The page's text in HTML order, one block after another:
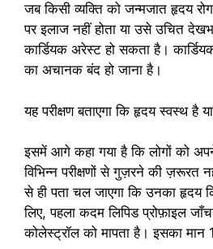
जब किसी व्यक्ति को जन्मजात हृदय
पर इलाज नहीं होता या उसे उचित
कार्डियक अरेस्ट हो सकता है।
का अचानक बंद हो जाना है।
यह परीक्षण बताएगा कि हृदय स्वस्थ है
इसमें आगे कहा गया है कि लोगों को
विभिन्न परीक्षणों से गुज़रने की ज़रूरत
से ही पता चल जाएगा कि उनका
लिए, पहला कदम लिपिड प्रोफ़ाइल
कोलेस्ट्रॉल को मापता है। इसका मान